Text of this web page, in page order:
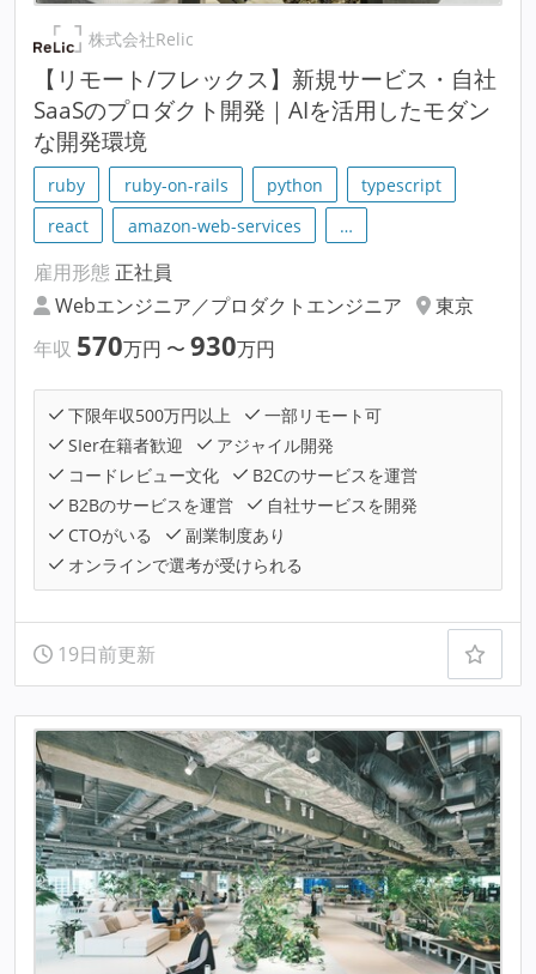
株式会社Relic
【リモート/フレックス】新規サービス・自社
SaaSのプロダクト開発｜AIを活用したモダン
な開発環境
ruby ruby-on-rails python
typescript
react
amazon-web-services …
雇用形態 正社員
Webエンジニア／プロダクトエンジニア
東京
年収 570万円 〜 930万円
下限年収500万円以上
一部リモート可
SIer在籍者歓迎
アジャイル開発
コードレビュー文化
B2Cのサービスを運営
B2Bのサービスを運営
自社サービスを開発
CTOがいる
副業制度あり
オンラインで選考が受けられる
19日前更新